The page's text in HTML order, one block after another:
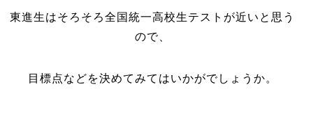
東進生はそろそろ全国統一高校生テストが近いと思う
ので、
目標点などを決めてみてはいかがでしょうか。